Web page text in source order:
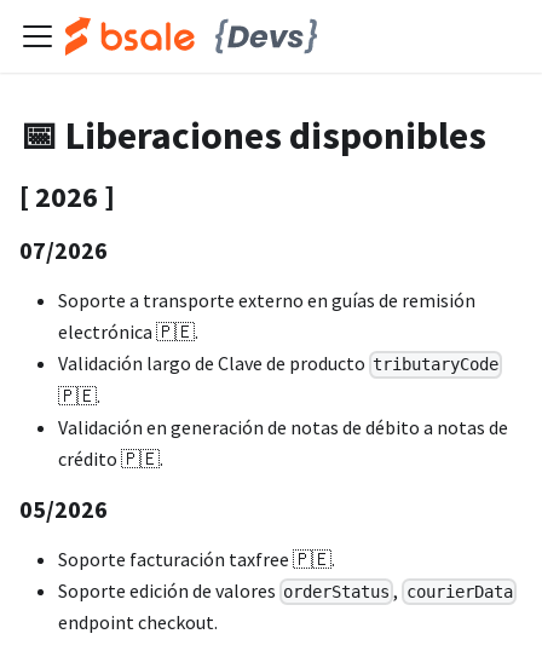
📅 Liberaciones disponibles
[ 2026 ]
07/2026
Soporte a transporte externo en guías de remisión
electrónica 🇵🇪.
Validación largo de Clave de producto tributaryCode
🇵🇪.
Validación en generación de notas de débito a notas de
crédito 🇵🇪.
05/2026
Soporte facturación taxfree 🇵🇪.
Soporte edición de valores orderStatus , courierData
endpoint checkout.